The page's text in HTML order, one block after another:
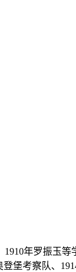
年罗振玉等
堡考察队、